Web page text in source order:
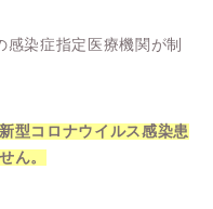
染症指定医療機関が制
型コロナウイルス感染患
ん。